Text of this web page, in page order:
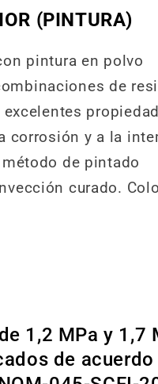
(PINTURA)
pintura en polvo
de
corrosión y a la
de pintado
curado.
1,2 MPa y 1,7
de acuerdo